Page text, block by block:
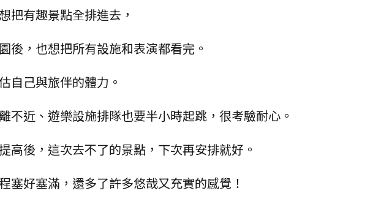
把有趣景點全排進去，
後，也想把所有設施和表演都看完。
自己與旅伴的體力。
不近、遊樂設施排隊也要半小時起跳，很考驗耐心。
高後，這次去不了的景點，下次再安排就好。
塞好塞滿，還多了許多悠哉又充實的感覺！